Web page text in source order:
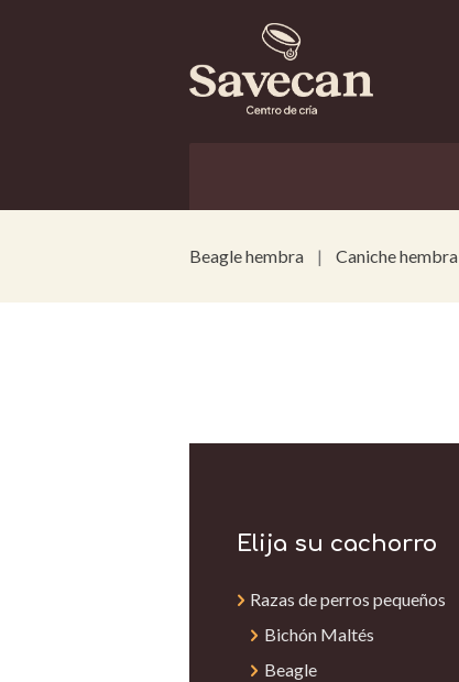
Beagle hembra Caniche hembra
Elija su cachorro
Razas de perros pequeños
Bichón Maltés
Beagle